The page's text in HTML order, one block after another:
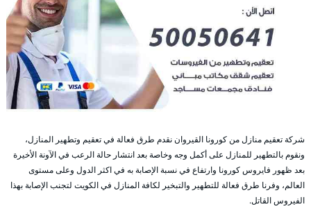
شركة تعقيم منازل من كورونا القيروان نقدم طرق فعالة في تعقيم وتطهير المنازل،
ونقوم بالتطهير للمنازل على أكمل وجه وخاصة بعد انتشار حالة الرعب في الآونة الأخيرة
بعد ظهور فايروس كورونا وارتفاع في نسبة الإصابة به في اكثر الدول وعلى مستوى
العالم، وفرنا طرق فعالة للتطهير والتبخير لكافة المنازل في الكويت لتجنب الإصابة بهذا
الفيروس القاتل.